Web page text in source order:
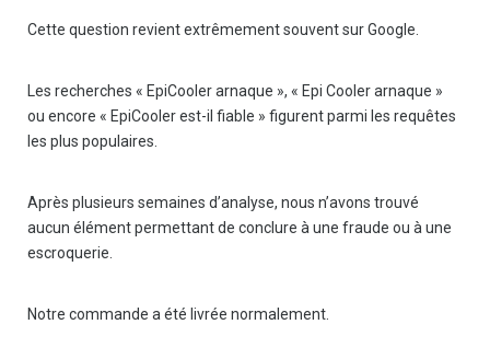
Cette question revient extrêmement souvent sur Google.
Les recherches « EpiCooler arnaque », « Epi Cooler arnaque »
ou encore « EpiCooler est-il fiable » figurent parmi les requêtes
les plus populaires.
Après plusieurs semaines d’analyse, nous n’avons trouvé
aucun élément permettant de conclure à une fraude ou à une
escroquerie.
Notre commande a été livrée normalement.